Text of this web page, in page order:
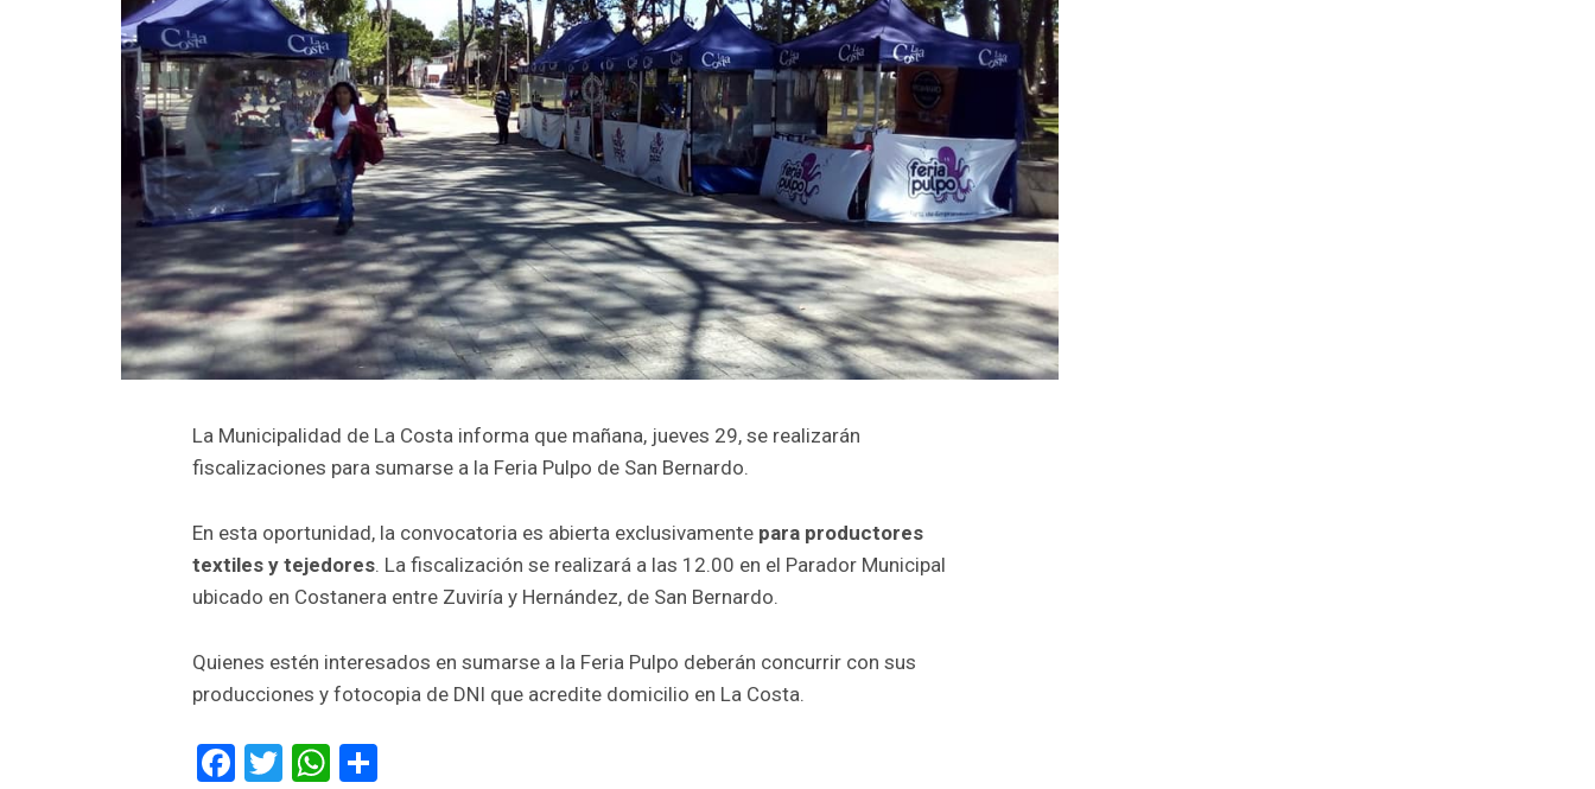
La Municipalidad de La Costa informa que mañana, jueves 29, se realizarán
fiscalizaciones para sumarse a la Feria Pulpo de San Bernardo.
En esta oportunidad, la convocatoria es abierta exclusivamente para productores
textiles y tejedores. La fiscalización se realizará a las 12.00 en el Parador Municipal
ubicado en Costanera entre Zuviría y Hernández, de San Bernardo.
Quienes estén interesados en sumarse a la Feria Pulpo deberán concurrir con sus
producciones y fotocopia de DNI que acredite domicilio en La Costa.
Facebook
TwitterWhatsApp